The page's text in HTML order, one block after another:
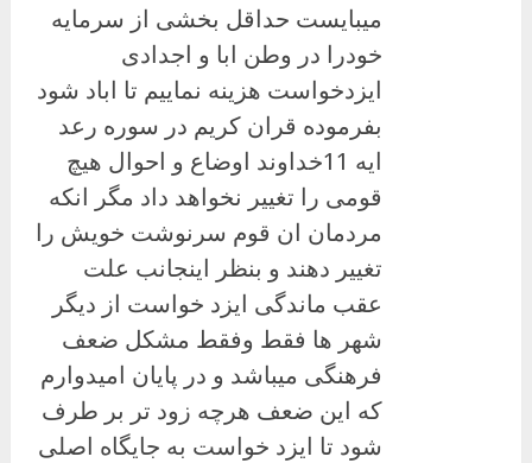
میبایست حداقل بخشی از سرمایه
خودرا در وطن ابا و اجدادی
ایزدخواست هزینه نماییم تا اباد شود
بفرموده قران کریم در سوره رعد
ایه 11خداوند اوضاع و احوال هیچ
قومی را تغییر نخواهد داد مگر انکه
مردمان ان قوم سرنوشت خویش را
تغییر دهند و بنظر اینجانب علت
عقب ماندگی ایزد خواست از دیگر
شهر ها فقط وفقط مشکل ضعف
فرهنگی میباشد و در پایان امیدوارم
که این ضعف هرچه زود تر بر طرف
شود تا ایزد خواست به جایگاه اصلی